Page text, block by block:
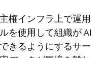
権インフラ上で運用
を使用して組織が AI
きるようにするサー